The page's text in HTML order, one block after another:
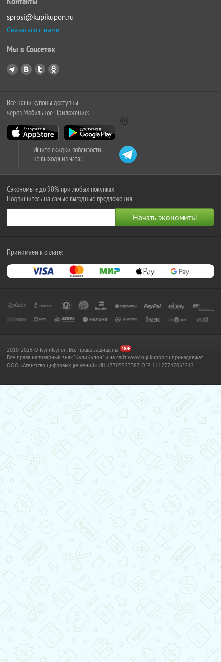
sprosi@kupikupon.ru
Связаться с нами
Мы в Соцсетях
Все наши купоны доступны
через Мобильное Приложение:
Ищите скидки поблизости,
не выходя из чата:
Сэкономьте до 90% при любых покупках
Подпишитесь на самые выгодные предложения
Принимаем к оплате:
2010-2026 © КупиКупон. Все права защищены.
Все права на товарный знак "КупиКупон" и на сайт www.kupikupon.ru принадлежат
OOO «Агентство цифровых решений» ИНН 7705523387, ОГРН 1127747063212